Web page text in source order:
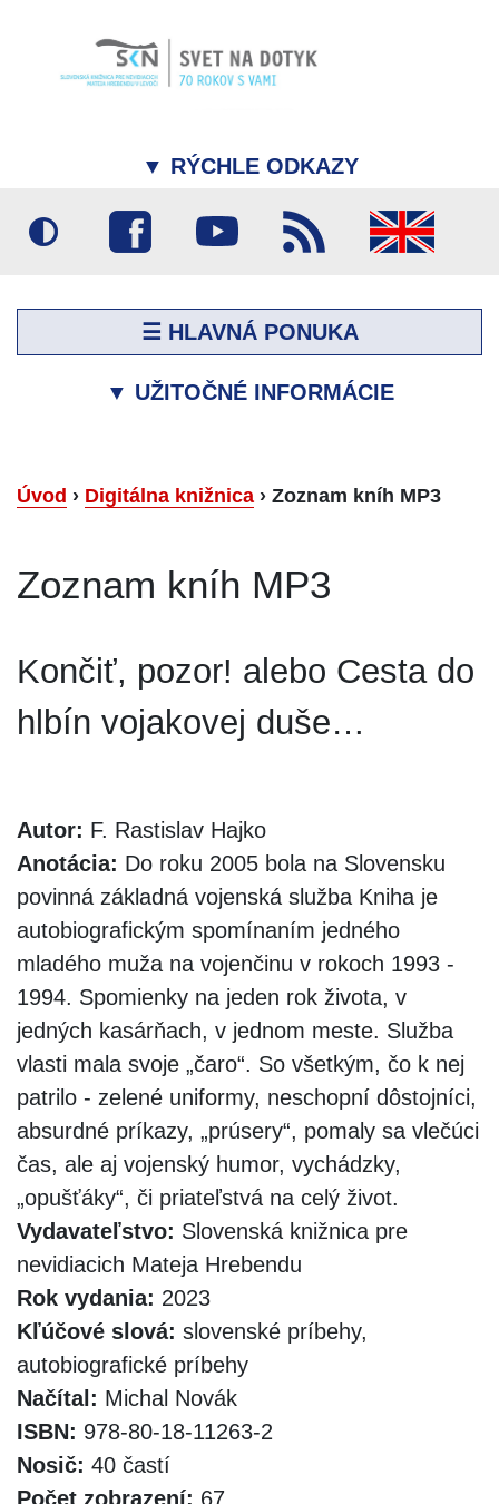
▼ RÝCHLE ODKAZY
☰ HLAVNÁ PONUKA
▼ UŽITOČNÉ INFORMÁCIE
Úvod › Digitálna knižnica › Zoznam kníh MP3
Zoznam kníh MP3
Končiť, pozor! alebo Cesta do
hlbín vojakovej duše…
Autor: F. Rastislav Hajko
Anotácia: Do roku 2005 bola na Slovensku
povinná základná vojenská služba Kniha je
autobiografickým spomínaním jedného
mladého muža na vojenčinu v rokoch 1993 -
1994. Spomienky na jeden rok života, v
jedných kasárňach, v jednom meste. Služba
vlasti mala svoje „čaro“. So všetkým, čo k nej
patrilo - zelené uniformy, neschopní dôstojníci,
absurdné príkazy, „prúsery“, pomaly sa vlečúci
čas, ale aj vojenský humor, vychádzky,
„opušťáky“, či priateľstvá na celý život.
Vydavateľstvo: Slovenská knižnica pre
nevidiacich Mateja Hrebendu
Rok vydania: 2023
Kľúčové slová: slovenské príbehy,
autobiografické príbehy
Načítal: Michal Novák
ISBN: 978-80-18-11263-2
Nosič: 40 častí
Počet zobrazení: 67